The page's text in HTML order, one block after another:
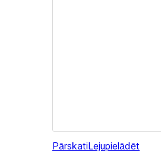
PārskatiLejupielādēt